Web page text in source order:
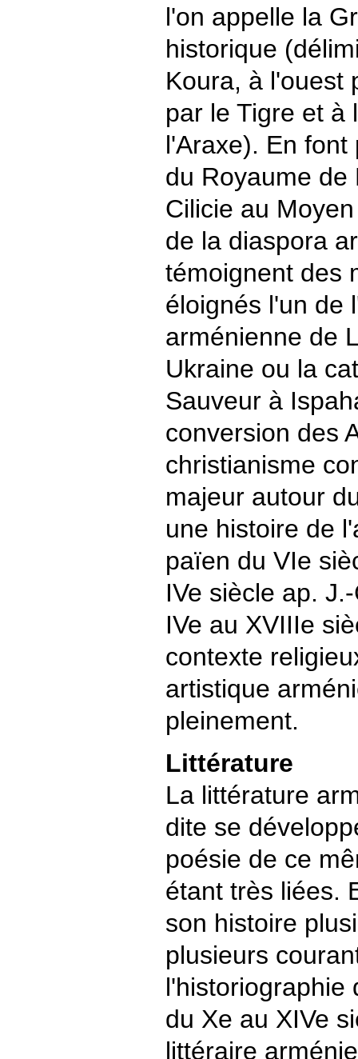
l'on appelle la
historique
Koura, à l'ouest
par le Tigre et à
l'Araxe). En
du Royaume de
Cilicie au
de la diaspora
témoignent des
éloignés l'un de
arménienne de
Ukraine ou la
Sauveur à
conversion des
christianisme
majeur autour
une histoire de
païen du VIe
IVe siècle ap.
IVe au XVIIIe
contexte
artistique
pleinement.
Littérature
La littérature
dite se
poésie de ce
étant très liées.
son histoire
plusieurs
l'historiographie
du Xe au XIVe
littéraire